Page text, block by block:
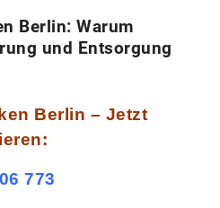
Berlin: Warum
und Entsorgung
Berlin – Jetzt
773